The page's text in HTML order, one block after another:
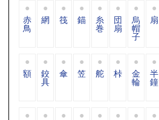
赤
鳥
網 筏 錨 糸
巻
団
扇
烏
帽
子
扇
額 鉸
具
傘 笠 舵 桛 金
輪
半
鐘